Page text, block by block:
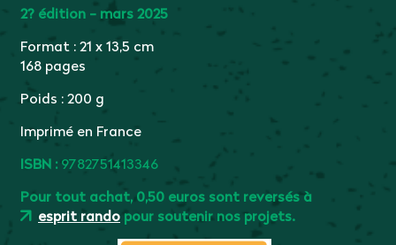
2? édition - mars 2025
Format : 21 x 13,5 cm
168 pages
Poids : 200 g
Imprimé en France
ISBN : 9782751413346
Pour tout achat, 0,50 euros sont reversés à
esprit rando pour soutenir nos projets.